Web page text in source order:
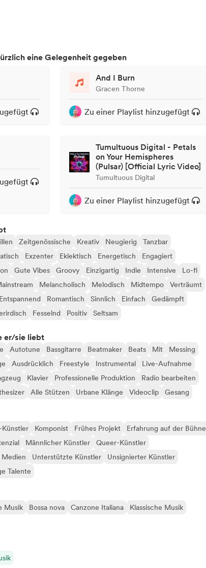
eine Gelegenheit gegeben
And I Burn
Gracen Thorne
Zu einer Playlist hinzugefügt
Tumultuous Digital - Petals
on Your Hemispheres
(Pulsar) [Official Lyric Video]
Tumultuous Digital
Zu einer Playlist hinzugefügt
Zeitgenössische Kreativ Neugierig
Tanzbar
Exzenter Eklektisch Energetisch
Engagiert
Gute Vibes Groovy Einzigartig Indie Intensive
Lo-fi
Melancholisch Melodisch Midtempo
Verträumt
Entspannend Romantisch Sinnlich Einfach
Gedämpft
Fesselnd Positiv Seltsam
er/sie liebt
Autotune Bassgitarre Beatmaker Beats Mit
Messing
Ausdrücklich Freestyle Instrumental
Live-Aufnahme
Klavier Professionelle Produktion
Radio bearbeiten
Alle Stützen Urbane Klänge Videoclip Gesang
Künstler Komponist Frühes Projekt
Erfahrung auf der Bühne
Männlicher Künstler
Queer-Künstler
Medien
Unterstützte Künstler
Unsignierter Künstler
Talente
Musik Bossa nova Canzone Italiana
Klassische Musik